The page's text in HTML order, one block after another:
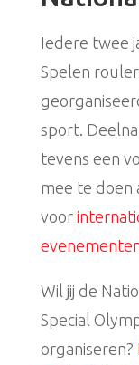
Iedere twee
Spelen
sport.
tevens een
mee te doen
voor
Wil jij de
Special
organiseren?